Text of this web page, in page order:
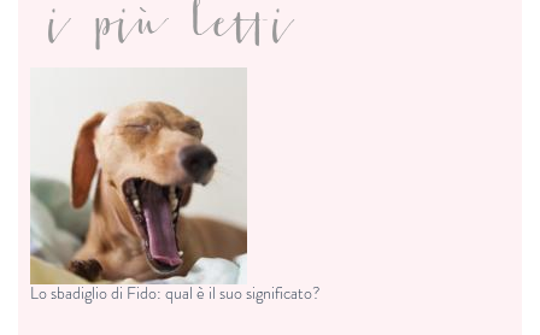
i più letti
Lo sbadiglio di Fido: qual è il suo significato?